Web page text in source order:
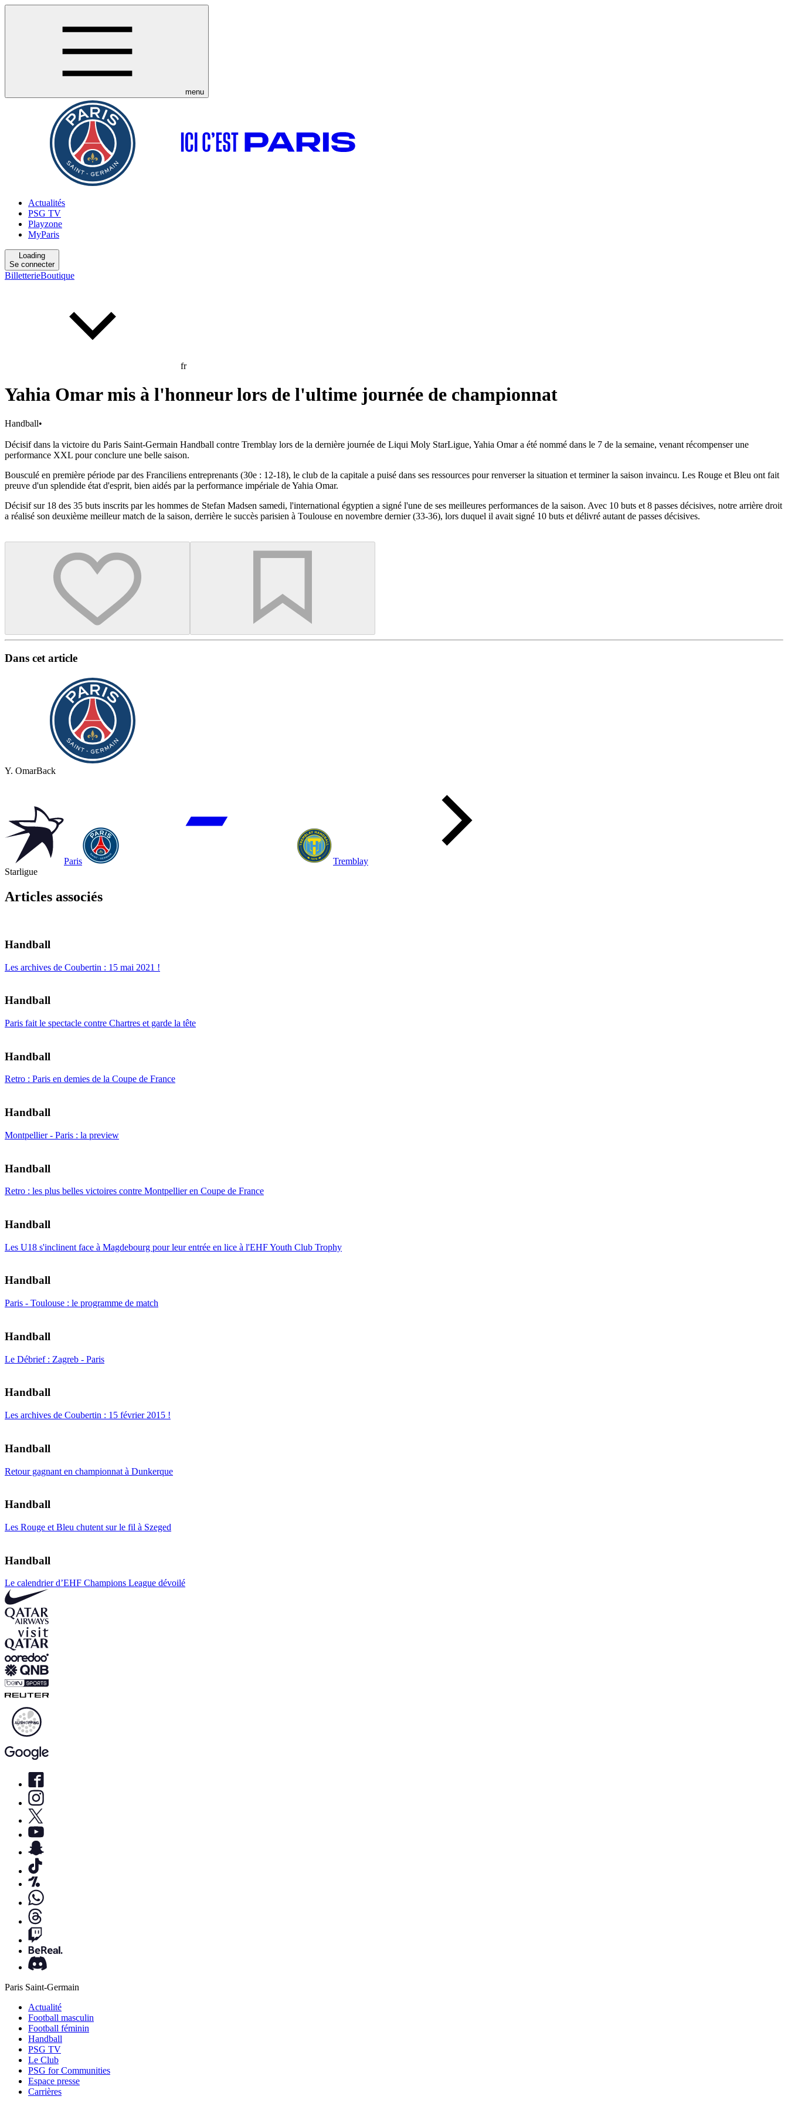
menu
Actualités
PSG TV
Playzone
MyParis
Loading
Se connecter
BilletterieBoutique
fr
Yahia Omar mis à l'honneur lors de l'ultime journée de championnat
Handball•
Décisif dans la victoire du Paris Saint-Germain Handball contre Tremblay lors de la dernière journée de Liqui Moly StarLigue, Yahia Omar a été nommé dans le 7 de la semaine, venant récompenser une
performance XXL pour conclure une belle saison.
Bousculé en première période par des Franciliens entreprenants (30e : 12-18), le club de la capitale a puisé dans ses ressources pour renverser la situation et terminer la saison invaincu. Les Rouge et Bleu ont fait
preuve d'un splendide état d'esprit, bien aidés par la performance impériale de Yahia Omar.
Décisif sur 18 des 35 buts inscrits par les hommes de Stefan Madsen samedi, l'international égyptien a signé l'une de ses meilleures performances de la saison. Avec 10 buts et 8 passes décisives, notre arrière droit
a réalisé son deuxième meilleur match de la saison, derrière le succès parisien à Toulouse en novembre dernier (33-36), lors duquel il avait signé 10 buts et délivré autant de passes décisives.
Dans cet article
Y. OmarBack
Paris
Tremblay
Starligue
Articles associés
Handball
Les archives de Coubertin : 15 mai 2021 !
Handball
Paris fait le spectacle contre Chartres et garde la tête
Handball
Retro : Paris en demies de la Coupe de France
Handball
Montpellier - Paris : la preview
Handball
Retro : les plus belles victoires contre Montpellier en Coupe de France
Handball
Les U18 s'inclinent face à Magdebourg pour leur entrée en lice à l'EHF Youth Club Trophy
Handball
Paris - Toulouse : le programme de match
Handball
Le Débrief : Zagreb - Paris
Handball
Les archives de Coubertin : 15 février 2015 !
Handball
Retour gagnant en championnat à Dunkerque
Handball
Les Rouge et Bleu chutent sur le fil à Szeged
Handball
Le calendrier d’EHF Champions League dévoilé
Paris Saint-Germain
Actualité
Football masculin
Football féminin
Handball
PSG TV
Le Club
PSG for Communities
Espace presse
Carrières